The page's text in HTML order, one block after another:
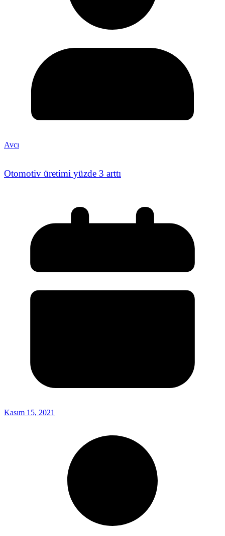
Avcı
Otomotiv üretimi yüzde 3 arttı
Kasım 15, 2021